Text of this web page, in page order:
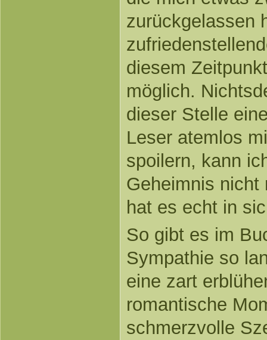
zurückgelassen
diesem
möglich.
dieser Stelle
Leser atemlos
spoilern, kann
Geheimnis nicht
hat es echt in
So gibt es im
Sympathie so
eine zart
romantische
schmerzvolle